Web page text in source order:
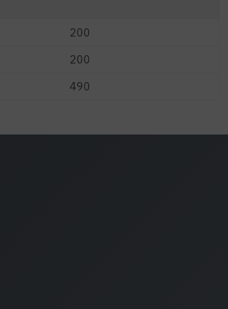
200
200
490